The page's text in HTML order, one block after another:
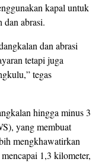
kapal untuk
dan abrasi.
dan abrasi
tetapi juga
tegas
hingga minus 3
yang membuat
mengkhawatirkan
1,3 kilometer,